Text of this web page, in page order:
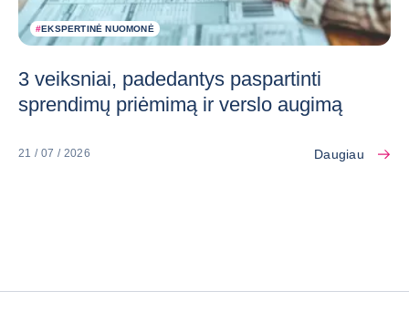
#EKSPERTINĖ NUOMONĖ
3 veiksniai, padedantys paspartinti
sprendimų priėmimą ir verslo augimą
21 / 07 / 2026 Daugiau